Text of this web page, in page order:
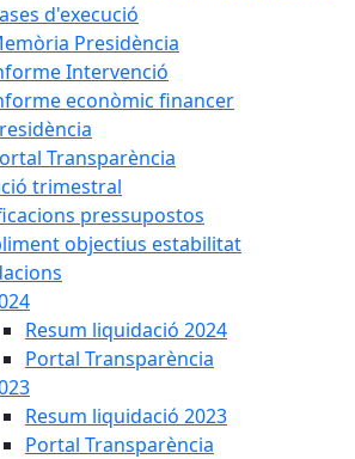
d'execució
Presidència
Intervenció
econòmic financer
Transparència
trimestral
pressupostos
objectius estabilitat
Resum liquidació 2024
Portal Transparència
Resum liquidació 2023
Portal Transparència